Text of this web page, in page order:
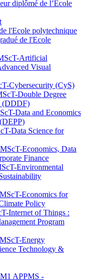
diplômé de l’École
l'Ecole polytechnique
de l'Ecole
Artificial
Visual
Cybersecurity (CyS)
Double Degree
(DDDF)
Data and Economics
Data Science for
Economics, Data
Finance
Environmental
Economics for
Policy
Internet of Things :
Program
Energy
Technology &
APPMS -